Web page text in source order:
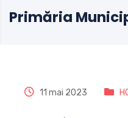
Primăria
11 mai 2023